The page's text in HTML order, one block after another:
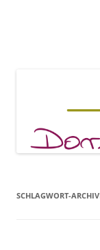
SCHLAGWORT-